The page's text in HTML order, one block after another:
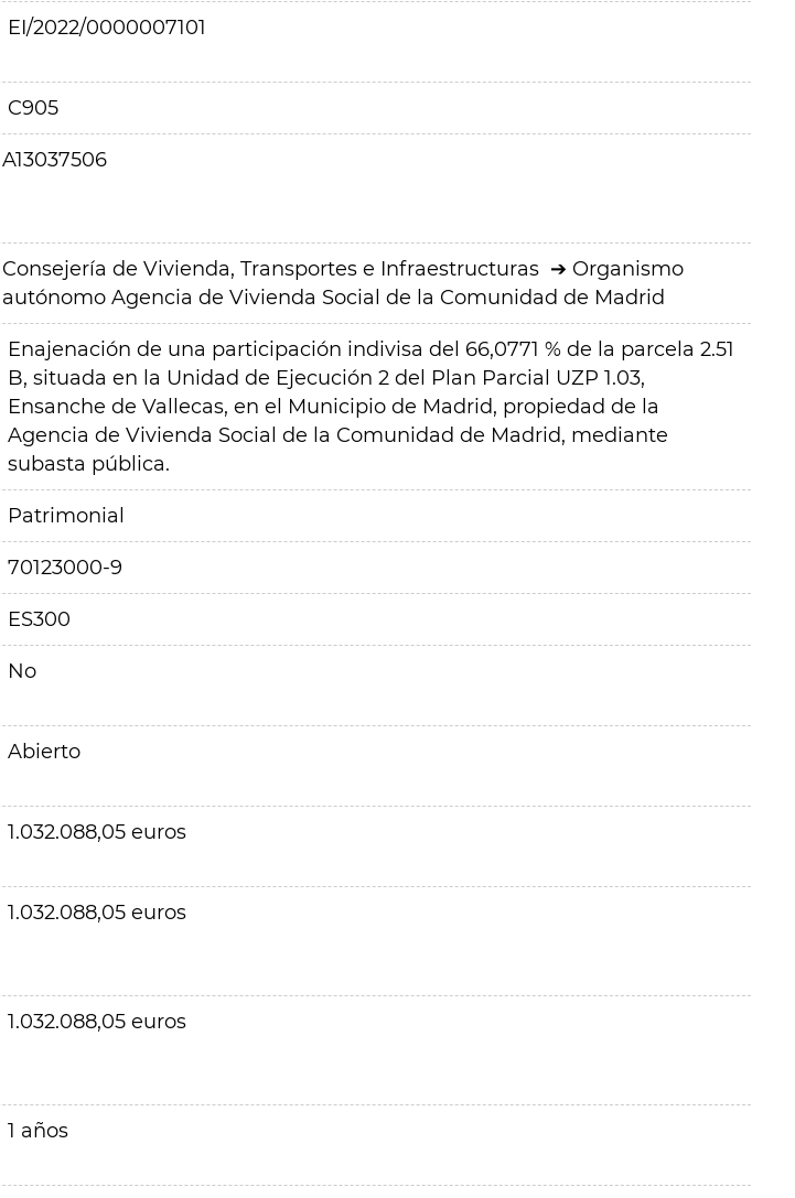
EI/2022/0000007101
C905
A13037506
Consejería de Vivienda, Transportes e Infraestructuras
Organismo
autónomo Agencia de Vivienda Social de la Comunidad de Madrid
Enajenación de una participación indivisa del 66,0771 % de la parcela 2.51
B, situada en la Unidad de Ejecución 2 del Plan Parcial UZP 1.03,
Ensanche de Vallecas, en el Municipio de Madrid, propiedad de la
Agencia de Vivienda Social de la Comunidad de Madrid, mediante
subasta pública.
Patrimonial
70123000-9
ES300
No
Abierto
1.032.088,05 euros
1.032.088,05 euros
1.032.088,05 euros
1 años